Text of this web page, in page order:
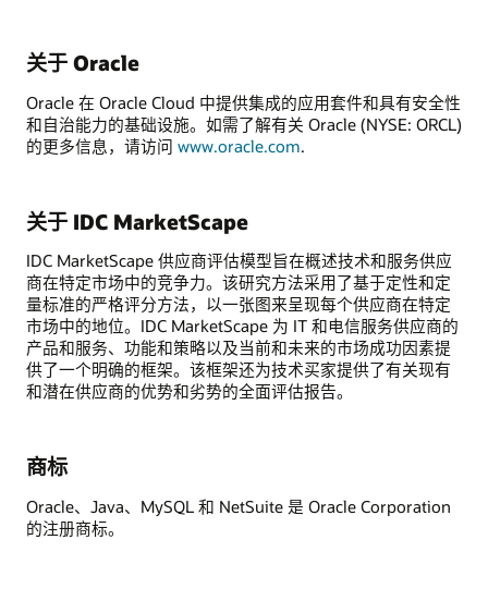
关于 Oracle
Oracle 在 Oracle Cloud 中提供集成的应用套件和具有安全性
和自治能力的基础设施。如需了解有关 Oracle (NYSE: ORCL)
的更多信息，请访问 www.oracle.com.
关于 IDC MarketScape
IDC MarketScape 供应商评估模型旨在概述技术和服务供应
商在特定市场中的竞争力。该研究方法采用了基于定性和定
量标准的严格评分方法，以一张图来呈现每个供应商在特定
市场中的地位。IDC MarketScape 为 IT 和电信服务供应商的
产品和服务、功能和策略以及当前和未来的市场成功因素提
供了一个明确的框架。该框架还为技术买家提供了有关现有
和潜在供应商的优势和劣势的全面评估报告。
商标
Oracle、Java、MySQL 和 NetSuite 是 Oracle Corporation
的注册商标。